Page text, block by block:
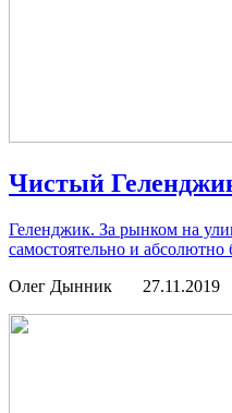
Чистый
Геленджик. За рынком на
самостоятельно и
Олег Дынник
27.11.2019